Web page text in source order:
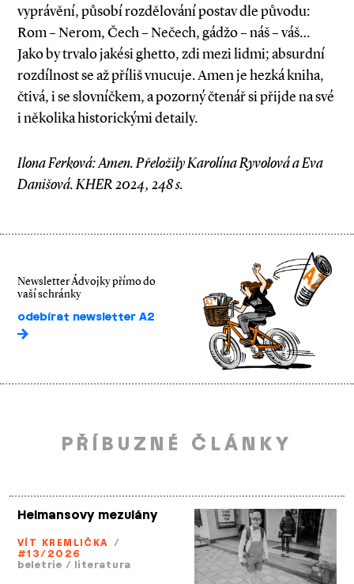
vyprávění, působí rozdělování postav dle původu:
Rom – Nerom, Čech – Nečech, gádžo – náš – váš…
Jako by trvalo jakési ghetto, zdi mezi lidmi; absurdní
rozdílnost se až příliš vnucuje. Amen je hezká kniha,
čtivá, i se slovníčkem, a pozorný čtenář si přijde na své
i několika historickými detaily.
Ilona Ferková: Amen. Přeložily Karolína Ryvolová a Eva
Danišová. KHER 2024, 248 s.
Newsletter Ádvojky přímo do
vaší schránky
odebírat newsletter A2
PŘÍBUZNÉ ČLÁNKY
Helmansovy mezulány
VÍT KREMLIČKA /
#13/2026
beletrie / literatura